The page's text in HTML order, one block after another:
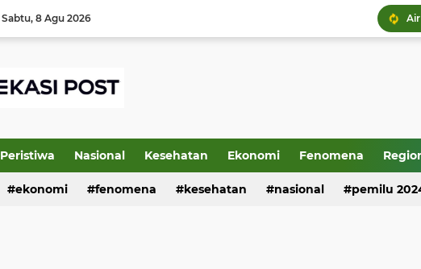
Sabtu 8 Agu 2026
Peristiwa Nasional Kesehatan Ekonomi Fenomena
ekonomi fenomena kesehatan nasional pemilu